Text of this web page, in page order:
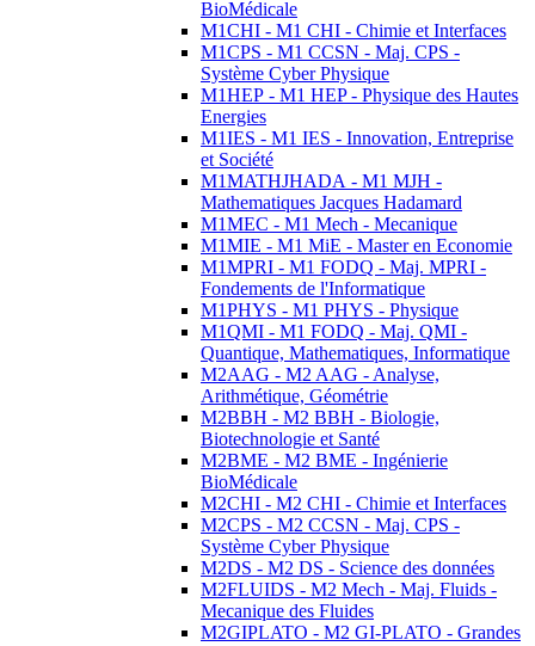
BioMédicale
M1CHI - M1 CHI - Chimie et Interfaces
M1CPS - M1 CCSN - Maj. CPS -
Système Cyber Physique
M1HEP - M1 HEP - Physique des Hautes
Energies
M1IES - M1 IES - Innovation, Entreprise
et Société
M1MATHJHADA - M1 MJH -
Mathematiques Jacques Hadamard
M1MEC - M1 Mech - Mecanique
M1MIE - M1 MiE - Master en Economie
M1MPRI - M1 FODQ - Maj. MPRI -
Fondements de l'Informatique
M1PHYS - M1 PHYS - Physique
M1QMI - M1 FODQ - Maj. QMI -
Quantique, Mathematiques, Informatique
M2AAG - M2 AAG - Analyse,
Arithmétique, Géométrie
M2BBH - M2 BBH - Biologie,
Biotechnologie et Santé
M2BME - M2 BME - Ingénierie
BioMédicale
M2CHI - M2 CHI - Chimie et Interfaces
M2CPS - M2 CCSN - Maj. CPS -
Système Cyber Physique
M2DS - M2 DS - Science des données
M2FLUIDS - M2 Mech - Maj. Fluids -
Mecanique des Fluides
M2GIPLATO - M2 GI-PLATO - Grandes